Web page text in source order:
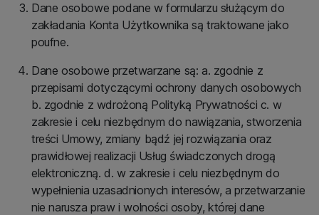
Dane osobowe podane w formularzu służącym do
zakładania Konta Użytkownika są traktowane jako
poufne.
Dane osobowe przetwarzane są: a. zgodnie z
przepisami dotyczącymi ochrony danych osobowych
b. zgodnie z wdrożoną Polityką Prywatności c. w
zakresie i celu niezbędnym do nawiązania, stworzenia
treści Umowy, zmiany bądź jej rozwiązania oraz
prawidłowej realizacji Usług świadczonych drogą
elektroniczną. d. w zakresie i celu niezbędnym do
wypełnienia uzasadnionych interesów, a przetwarzanie
nie narusza praw i wolności osoby, której dane